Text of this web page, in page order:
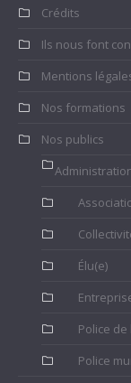
Crédits
Ils nous font
Mentions
Nos formations
Nos publics
Élu(e)
Police
Police